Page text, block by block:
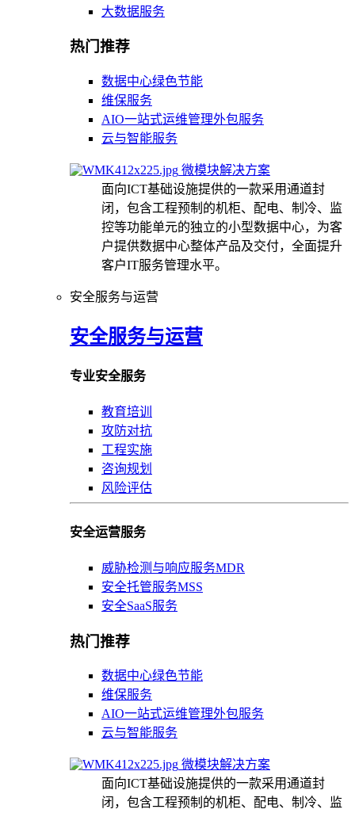
大数据服务
热门推荐
数据中心绿色节能
维保服务
AIO一站式运维管理外包服务
云与智能服务
微模块解决方案
面向ICT基础设施提供的一款采用通道封
闭，包含工程预制的机柜、配电、制冷、监
控等功能单元的独立的小型数据中心，为客
户提供数据中心整体产品及交付，全面提升
客户IT服务管理水平。
安全服务与运营
安全服务与运营
专业安全服务
教育培训
攻防对抗
工程实施
咨询规划
风险评估
安全运营服务
威胁检测与响应服务MDR
安全托管服务MSS
安全SaaS服务
热门推荐
数据中心绿色节能
维保服务
AIO一站式运维管理外包服务
云与智能服务
微模块解决方案
面向ICT基础设施提供的一款采用通道封
闭，包含工程预制的机柜、配电、制冷、监